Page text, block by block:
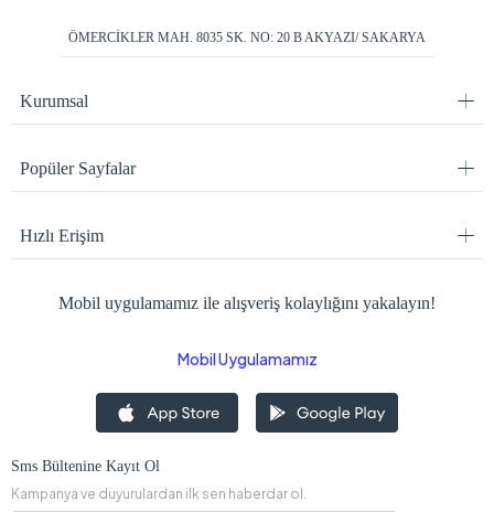
ÖMERCİKLER MAH. 8035 SK. NO: 20 B AKYAZI/ SAKARYA
Kurumsal
Popüler Sayfalar
Hızlı Erişim
Mobil uygulamamız ile alışveriş kolaylığını yakalayın!
Mobil Uygulamamız
Sms Bültenine Kayıt Ol
Kampanya ve duyurulardan ilk sen haberdar ol.